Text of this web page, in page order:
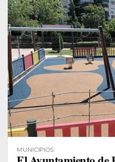
MUNICIPIOS